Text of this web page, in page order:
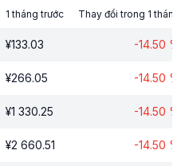
1 tháng trước Thay đổi trong 1 tháng
¥133.03 -14.50 %
¥266.05 -14.50 %
¥1 330.25 -14.50 %
¥2 660.51 -14.50 %